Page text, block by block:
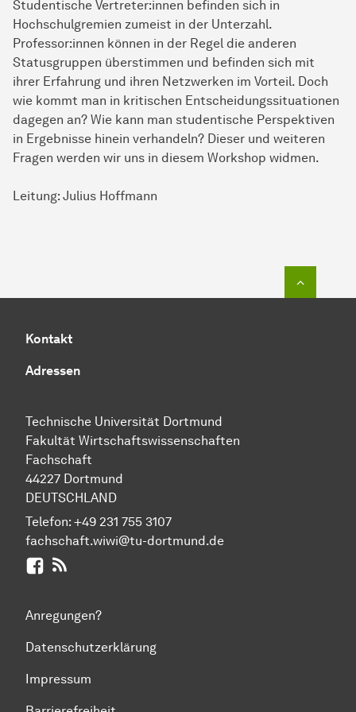
Studentische Vertreter:innen befinden sich in
Hochschulgremien zumeist in der Unterzahl.
Professor:innen können in der Regel die anderen
Statusgruppen überstimmen und befinden sich mit
ihrer Erfahrung und ihren Netzwerken im Vorteil. Doch
wie kommt man in kritischen Entscheidungssituationen
dagegen an? Wie kann man studentische Perspektiven
in Ergebnisse hinein verhandeln? Dieser und weiteren
Fragen werden wir uns in diesem Workshop widmen.
Leitung: Julius Hoffmann
Kontakt
Adressen
Technische Uni­ver­si­tät Dort­mund
Fakultät Wirtschafts­wissen­schaften
Fachschaft
44227 Dort­mund
DEUTSCHLAND
Telefon: +49 231 755 3107
fachschaft.wiwi@tu-dortmund.de
Facebook
Anregungen?
Datenschutzerklärung
Impressum